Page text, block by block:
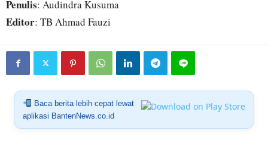
Penulis: Audindra Kusuma
Editor: TB Ahmad Fauzi
Baca berita lebih cepat lewat
aplikasi BantenNews.co.id